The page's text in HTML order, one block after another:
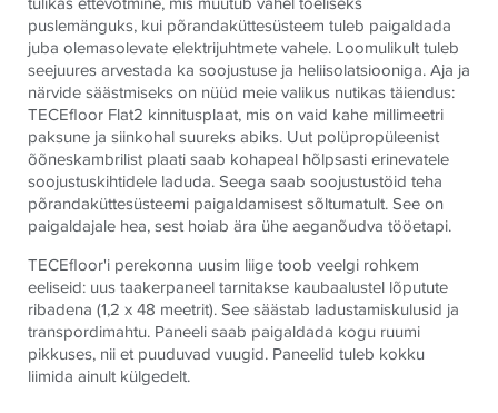
puslemänguks, kui põrandaküttesüsteem tuleb paigaldada
juba olemasolevate elektrijuhtmete vahele. Loomulikult tuleb
seejuures arvestada ka soojustuse ja heliisolatsiooniga. Aja ja
närvide säästmiseks on nüüd meie valikus nutikas täiendus:
TECEfloor Flat2 kinnitusplaat, mis on vaid kahe millimeetri
paksune ja siinkohal suureks abiks. Uut polüpropüleenist
õõneskambrilist plaati saab kohapeal hõlpsasti erinevatele
soojustuskihtidele laduda. Seega saab soojustustöid teha
põrandaküttesüsteemi paigaldamisest sõltumatult. See on
paigaldajale hea, sest hoiab ära ühe aeganõudva tööetapi.
TECEfloor'i perekonna uusim liige toob veelgi rohkem
eeliseid: uus taakerpaneel tarnitakse kaubaalustel lõputute
ribadena (1,2 x 48 meetrit). See säästab ladustamiskulusid ja
transpordimahtu. Paneeli saab paigaldada kogu ruumi
pikkuses, nii et puuduvad vuugid. Paneelid tuleb kokku
liimida ainult külgedelt.